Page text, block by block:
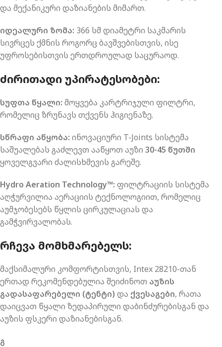
და მექანიკური დაზიანების მიმართ.
იდეალური ზომა: 366 სმ დიამეტრი საკმარის
სივრცეს ქმნის როგორც ბავშვებისთვის, ისე
უფროსებისთვის ერთდროულად საცურაოდ.
ᲫᲘᲠᲘᲗᲐᲓᲘ ᲣᲞᲘᲠᲐᲢᲔᲡᲝᲑᲔᲑᲘ:
სუფთა წყალი: მოყვება კარტრიჯული ფილტრი,
რომელიც ზრუნავს თქვენს ჰიგიენაზე.
სწრაფი აწყობა: ინოვაციური T-Joints სისტემა
საშუალებას გაძლევთ ააწყოთ აუზი 30-45 წუთში
ყოველგვარი ძალისხმევის გარეშე.
Hydro Aeration Technology™: ფილტრაციის სისტემა
აღჭურვილია აერაციის ტექნოლოგიით, რომელიც
აუმჯობესებს წყლის ცირკულაციას და
გამჭვირვალობას.
ᲠᲩᲔᲕᲐ ᲛᲝᲛᲮᲛᲐᲠᲔᲑᲔᲚᲡ:
მაქსიმალური კომფორტისთვის, Intex 28210-თან
ერთად რეკომენდებულია შეიძინოთ აუზის
გადასაფარებელი (ტენტი) და ქვესაგები, რათა
დაიცვათ წყალი ზედაპირული დაბინძურებისგან და
აუზის ფსკერი დაზიანებისგან.
გ